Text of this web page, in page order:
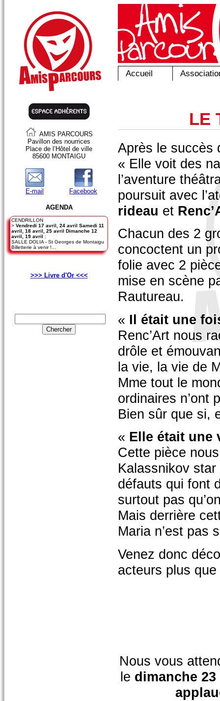
Accueil
LE
Après le succès
« Elle voit des
l’aventure
poursuit avec
rideau et
Chacun des 2
concoctent un
folie avec 2
mise en scène
Rautureau.
« Il était une
Renc’Art nous
drôle et
la vie, la vie de
Mme tout le
ordinaires n’ont
Bien sûr que si,
« Elle était une
Cette pièce
Kalassnikov
défauts qui font
surtout pas
Mais derrière
Maria n’est pas
Venez donc
acteurs plus
Nous vous
le dimanche
AMIS PARCOURS
Pavillon des nourrices
Place de l’Hôtel de ville
85600 MONTAIGU
E-mail Facebook
AGENDA
CENDRILLON
> Vendredi 17 avril, 24 avril Samedi 11
avril, 18 avril, 25 avril Dimanche 12
avril, 19 avril :
SALLE DOLIA - St Georges de Montaigu
Billetterie à venir !...
>>> Livre d'Or <<<